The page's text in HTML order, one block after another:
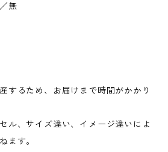
無
するため、お届けまで時間がかかり
ル、サイズ違い、イメージ違いによ
ます。